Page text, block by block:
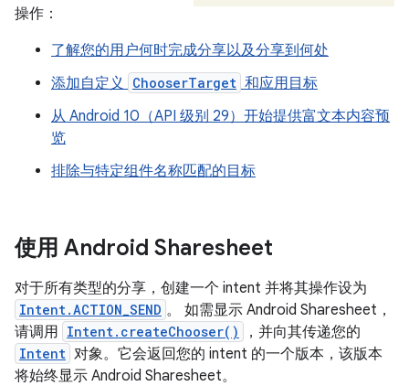
操作：
了解您的用户何时完成分享以及分享到何处
添加自定义 ChooserTarget 和应用目标
从 Android 10（API 级别 29）开始提供富文本内容预
览
排除与特定组件名称匹配的目标
使用 Android Sharesheet
对于所有类型的分享，创建一个 intent 并将其操作设为
Intent.ACTION_SEND 。 如需显示 Android Sharesheet，
请调用 Intent.createChooser() ，并向其传递您的
Intent 对象。它会返回您的 intent 的一个版本，该版本
将始终显示 Android Sharesheet。